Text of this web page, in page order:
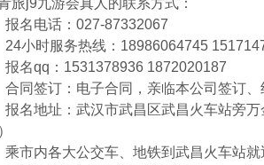
旅j9九游会真人的联系方式：
报名电话：027-87332067
24小时服务热线：18986064745
报名qq：1531378936 1872020187
合同签订：电子合同，亲临本公司签订
报名地址：武汉市武昌区武昌火车站旁
乘市内各大公交车、地铁到武昌火车站就